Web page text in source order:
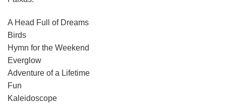
A Head Full of Dreams
Birds
Hymn for the Weekend
Everglow
Adventure of a Lifetime
Fun
Kaleidoscope